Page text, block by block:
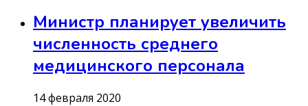
Министр планирует увеличить
численность среднего
медицинского персонала
14 февраля 2020